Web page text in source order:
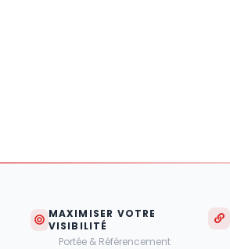
MAXIMISER VOTRE
VISIBILITÉ
Portée & Référencement